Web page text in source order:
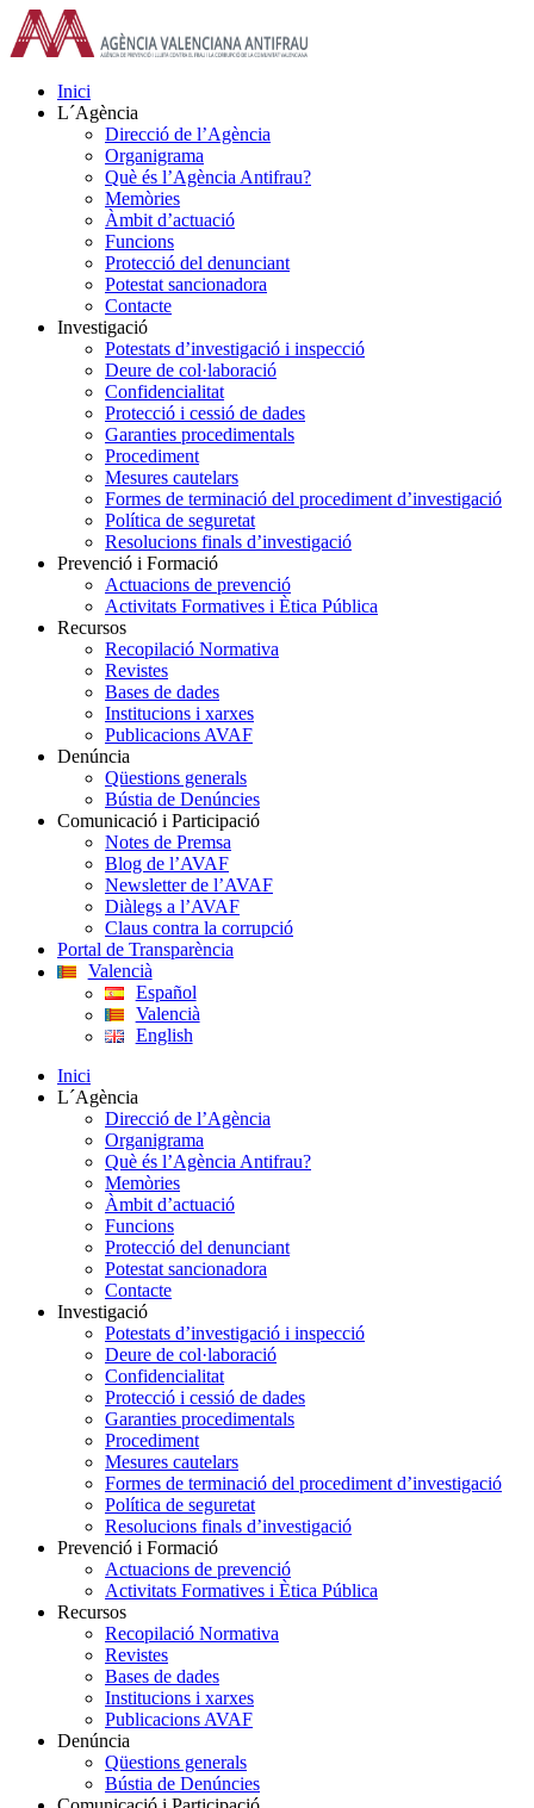
Skip
to
content
Inici
L´Agència
Direcció de l’Agència
Organigrama
Què és l’Agència Antifrau?
Memòries
Àmbit d’actuació
Funcions
Protecció del denunciant
Potestat sancionadora
Contacte
Investigació
Potestats d’investigació i inspecció
Deure de col·laboració
Confidencialitat
Protecció i cessió de dades
Garanties procedimentals
Procediment
Mesures cautelars
Formes de terminació del procediment d’investigació
Política de seguretat
Resolucions finals d’investigació
Prevenció i Formació
Actuacions de prevenció
Activitats Formatives i Ètica Pública
Recursos
Recopilació Normativa
Revistes
Bases de dades
Institucions i xarxes
Publicacions AVAF
Denúncia
Qüestions generals
Bústia de Denúncies
Comunicació i Participació
Notes de Premsa
Blog de l’AVAF
Newsletter de l’AVAF
Diàlegs a l’AVAF
Claus contra la corrupció
Portal de Transparència
Valencià
Español
Valencià
English
Inici
L´Agència
Direcció de l’Agència
Organigrama
Què és l’Agència Antifrau?
Memòries
Àmbit d’actuació
Funcions
Protecció del denunciant
Potestat sancionadora
Contacte
Investigació
Potestats d’investigació i inspecció
Deure de col·laboració
Confidencialitat
Protecció i cessió de dades
Garanties procedimentals
Procediment
Mesures cautelars
Formes de terminació del procediment d’investigació
Política de seguretat
Resolucions finals d’investigació
Prevenció i Formació
Actuacions de prevenció
Activitats Formatives i Ètica Pública
Recursos
Recopilació Normativa
Revistes
Bases de dades
Institucions i xarxes
Publicacions AVAF
Denúncia
Qüestions generals
Bústia de Denúncies